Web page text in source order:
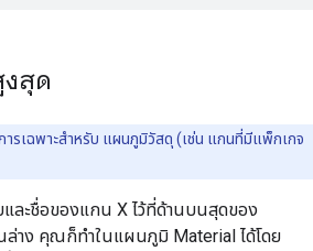
สุด
ารเฉพาะสำหรับ แผนภูมิวัสดุ (เช่น แกนที่มีแพ็กเกจ
และชื่อของแกน X ไว้ที่ด้านบนสุดของ
าง คุณก็ทำในแผนภูมิ Material ได้โดย